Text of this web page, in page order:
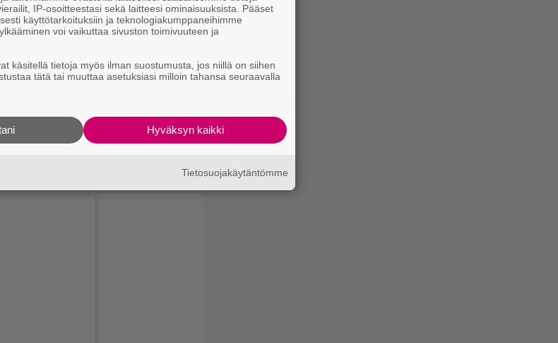
toivottaa niissä hänelle hyvää
ja hymyillään
alempaa ja
IP-osoitteestasi sekä laitteesi ominaisuuksista. Pääset
käyttötarkoituksiin ja teknologiakumppaneihimme
voi vaikuttaa sivuston toimivuuteen ja
käsitellä tietoja myös ilman suostumusta, jos niillä on siihen
tätä tai muuttaa asetuksiasi milloin tahansa seuraavalla
Hyväksyn kaikki
Tietosuojakäytäntömme